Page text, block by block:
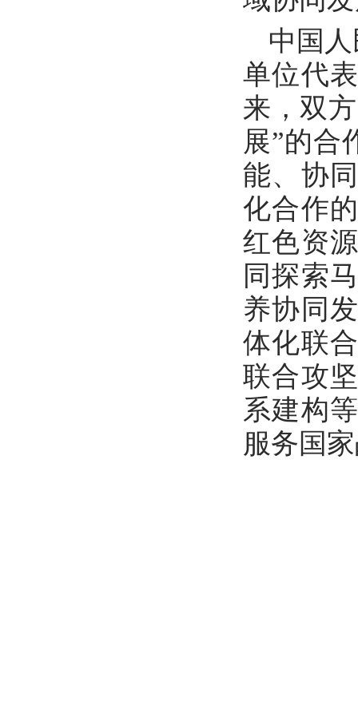
中国
单位代
来，双
展”的合
能、协
化合作
红色资
同探索
养协同
体化联
联合攻
系建构
服务国